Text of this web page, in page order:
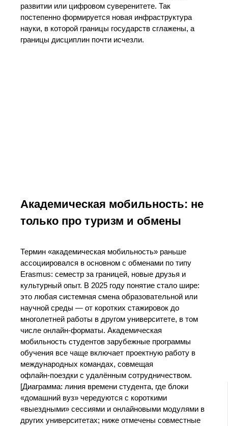
развитии или цифровом суверенитете. Так
постепенно формируется новая инфраструктура
науки, в которой границы государств сглажены, а
границы дисциплин почти исчезли.
Академическая мобильность: не
только про туризм и обмены
Термин «академическая мобильность» раньше
ассоциировался в основном с обменами по типу
Erasmus: семестр за границей, новые друзья и
культурный опыт. В 2025 году понятие стало шире:
это любая системная смена образовательной или
научной среды — от коротких стажировок до
многолетней работы в другом университете, в том
числе онлайн‑форматы. Академическая
мобильность студентов зарубежные программы
обучения все чаще включает проектную работу в
международных командах, совмещая
офлайн‑поездки с удалённым сотрудничеством.
[Диаграмма: линия времени студента, где блоки
«домашний вуз» чередуются с короткими
«выездными» сессиями и онлайновыми модулями в
других университетах; ниже отмечены совместные